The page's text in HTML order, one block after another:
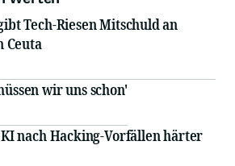
Tech-Riesen Mitschuld an
Ceuta
wir uns schon'
nach Hacking-Vorfällen härter